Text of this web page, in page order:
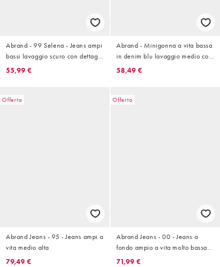
Abrand - 99 Selena - Jeans ampi
bassi lavaggio scuro con dettagli
in pizzo
55,99 €
Abrand - Minigonna a vita bassa
in denim blu lavaggio medio con
finiture
58,49 €
Offerta
Abrand Jeans - 95 - Jeans ampi a
vita medio alta
79,49 €
Offerta
Abrand Jeans - 00 - Jeans a
fondo ampio a vita molto bassa
color blu indaco
71,99 €